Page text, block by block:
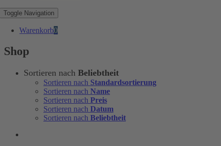
Toggle Navigation
Warenkorb0
Shop
Sortieren nach Beliebtheit
Sortieren nach Standardsortierung
Sortieren nach Name
Sortieren nach Preis
Sortieren nach Datum
Sortieren nach Beliebtheit